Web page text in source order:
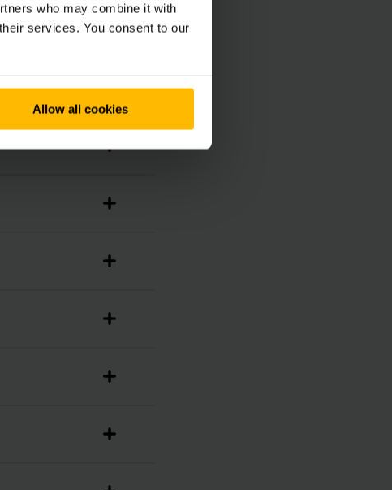
who may combine it with
services. You consent to our
Allow all cookies